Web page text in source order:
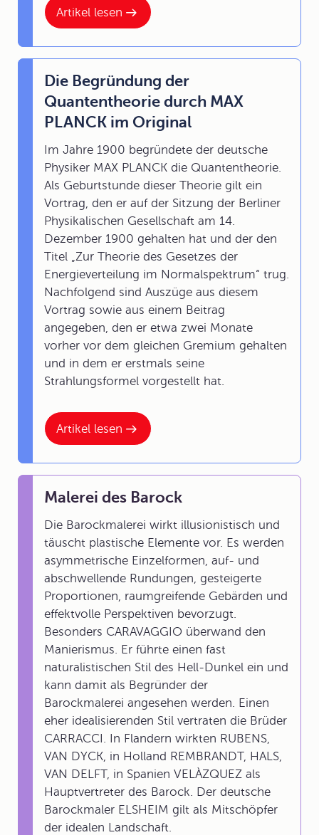
Artikel lesen
Artikel lesen
Die Begründung der
Quantentheorie durch MAX
PLANCK im Original
Im Jahre 1900 begründete der deutsche
Physiker MAX PLANCK die Quantentheorie.
Als Geburtstunde dieser Theorie gilt ein
Vortrag, den er auf der Sitzung der Berliner
Physikalischen Gesellschaft am 14.
Dezember 1900 gehalten hat und der den
Titel „Zur Theorie des Gesetzes der
Energieverteilung im Normalspektrum“ trug.
Nachfolgend sind Auszüge aus diesem
Vortrag sowie aus einem Beitrag
angegeben, den er etwa zwei Monate
vorher vor dem gleichen Gremium gehalten
und in dem er erstmals seine
Strahlungsformel vorgestellt hat.
Malerei des Barock
Die Barockmalerei wirkt illusionistisch und
täuscht plastische Elemente vor. Es werden
asymmetrische Einzelformen, auf- und
abschwellende Rundungen, gesteigerte
Proportionen, raumgreifende Gebärden und
effektvolle Perspektiven bevorzugt.
Besonders CARAVAGGIO überwand den
Manierismus. Er führte einen fast
naturalistischen Stil des Hell-Dunkel ein und
kann damit als Begründer der
Barockmalerei angesehen werden. Einen
eher idealisierenden Stil vertraten die Brüder
CARRACCI. In Flandern wirkten RUBENS,
VAN DYCK, in Holland REMBRANDT, HALS,
VAN DELFT, in Spanien VELÀZQUEZ als
Hauptvertreter des Barock. Der deutsche
Barockmaler ELSHEIM gilt als Mitschöpfer
der idealen Landschaft.